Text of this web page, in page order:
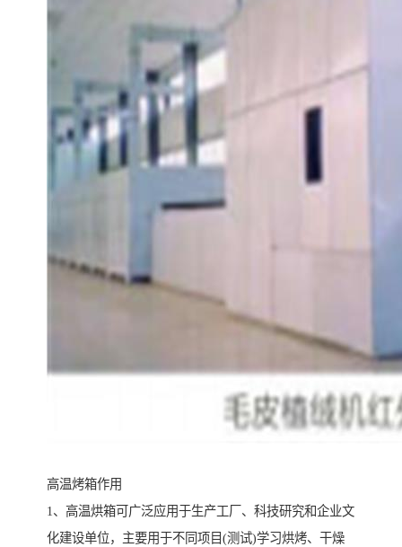
高温烤箱作用
1、高温烘箱可广泛应用于生产工厂、科技研究和企业文
化建设单位，主要用于不同项目(测试)学习烘烤、干燥